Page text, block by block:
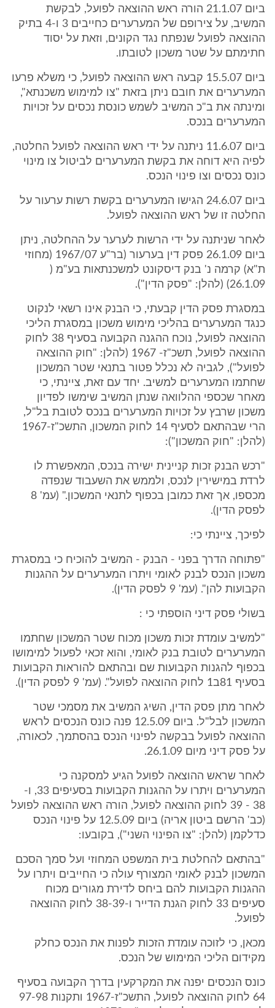
ביום 21.1.07 הורה ראש ההוצאה לפועל, לבקשת
המשיב, על צירופם של המערערים כחייבים 3 ו-4 בתיק
ההוצאה לפועל שנפתח נגד הקונים, וזאת על יסוד
חתימתם על שטר משכון לטובתו.
ביום 15.5.07 קבעה ראש ההוצאה לפועל, כי משלא פרעו
המערערים את חובם ניתן בזאת "צו למימוש משכנתא",
ומינתה את ב"כ המשיב לשמש כונסת נכסים על זכויות
המערערים בנכס.
ביום 11.6.07 ניתנה על ידי ראש ההוצאה לפועל החלטה,
לפיה היא דוחה את בקשת המערערים לביטול צו מינוי
כונס נכסים וצו פינוי הנכס.
ביום 24.6.07 הגישו המערערים בקשת רשות ערעור על
החלטה זו של ראש ההוצאה לפועל.
לאחר שניתנה על ידי הרשות לערער על ההחלטה, ניתן
ביום 26.1.09 פסק דין בערעור (בר"ע 1967/07 (מחוזי
ת"א) קרמה נ' בנק דיסקונט למשכנתאות בע"מ (
26.1.09) (להלן: "פסק הדין").
במסגרת פסק הדין קבעתי, כי הבנק אינו רשאי לנקוט
כנגד המערערים בהליכי מימוש משכון במסגרת הליכי
ההוצאה לפועל, נוכח ההגנה הקבועה בסעיף 38 לחוק
ההוצאה לפועל, תשכ"ז- 1967 (להלן: "חוק ההוצאה
לפועל"), לגביה לא נכלל פטור בתנאי שטר המשכון
שחתמו המערערים למשיב. יחד עם זאת, ציינתי, כי
מאחר שכספי ההלוואה שנתן המשיב שימשו לפדיון
משכון שרבץ על זכויות המערערים בנכס לטובת בל"ל,
הרי שבהתאם לסעיף 14 לחוק המשכון, התשכ"ז-1967
(להלן: "חוק המשכון"):
"רכש הבנק זכות קניינית ישירה בנכס, המאפשרת לו
לרדת במישירין לנכס, ולממש את השעבוד שנפדה
מכספו, אך זאת כמובן בכפוף לתנאי המשכון." (עמ' 8
לפסק הדין).
לפיכך, ציינתי כי:
"פתוחה הדרך בפני - הבנק - המשיב להוכיח כי במסגרת
משכון הנכס לבנק לאומי ויתרו המערערים על ההגנות
הקבועות להן". (עמ' 9 לפסק הדין).
בשולי פסק דיני הוספתי כי :
"למשיב עומדת זכות משכון מכוח שטר המשכון שחתמו
המערערים לטובת בנק לאומי, והוא זכאי לפעול למימושו
בכפוף להגנות הקבועות שם ובהתאם להוראות הקבועות
בסעיף 81ב1 לחוק ההוצאה לפועל". (עמ' 9 לפסק הדין).
לאחר מתן פסק הדין, השיג המשיב את מסמכי שטר
המשכון לבל"ל. ביום 12.5.09 פנה כונס הנכסים לראש
ההוצאה לפועל בבקשה לפינוי הנכס בהסתמך, לכאורה,
על פסק דיני מיום 26.1.09.
לאחר שראש ההוצאה לפועל הגיע למסקנה כי
המערערים ויתרו על ההגנות הקבועות בסעיפים 33, ו-
38 - 39 לחוק ההוצאה לפועל, הורה ראש ההוצאה לפועל
(כב' הרשם ביטון אריה) ביום 12.5.09 על פינוי הנכס
כדלקמן (להלן: "צו הפינוי השני"), בקובעו:
"בהתאם להחלטת בית המשפט המחוזי ועל סמך הסכם
המשכון לבנק לאומי המצורף עולה כי החייבים ויתרו על
ההגנות הקבועות להם ביחס לדירת מגורים מכוח
סעיפים 33 לחוק הגנת הדייר ו-38-39 לחוק ההוצאה
לפועל.
מכאן, כי לזוכה עומדת הזכות לפנות את הנכס כחלק
מקידום הליכי המימוש של הנכס.
כונס הנכסים יפנה את המקרקעין בדרך הקבועה בסעיף
64 לחוק ההוצאה לפועל, התשכ"ז-1967 ותקנות 97-98